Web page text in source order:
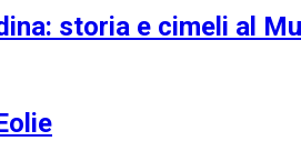
storia e cimeli al